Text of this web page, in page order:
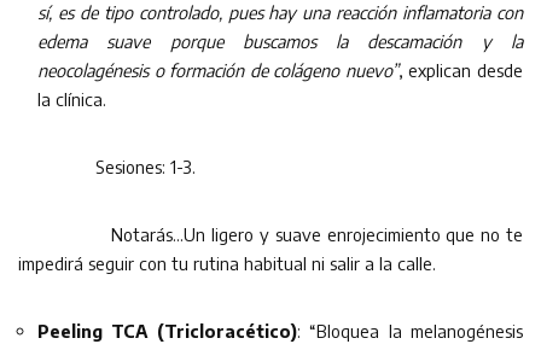
sí, es de tipo controlado, pues hay una reacción inflamatoria con
edema suave porque buscamos la descamación y la
neocolagénesis o formación de colágeno nuevo”, explican desde
la clínica.
Sesiones: 1-3.
Notarás…Un ligero y suave enrojecimiento que no te
impedirá seguir con tu rutina habitual ni salir a la calle.
Peeling TCA (Tricloracético): “Bloquea la melanogénesis